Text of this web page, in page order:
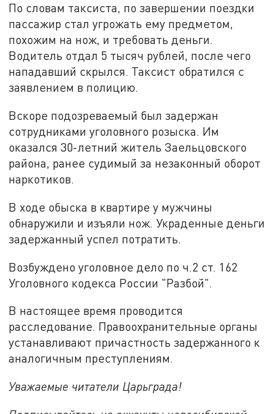
По словам таксиста, по завершении поездки
пассажир стал угрожать ему предметом,
похожим на нож, и требовать деньги.
Водитель отдал 5 тысяч рублей, после чего
нападавший скрылся. Таксист обратился с
заявлением в полицию.
Вскоре подозреваемый был задержан
сотрудниками уголовного розыска. Им
оказался 30-летний житель Заельцовского
района, ранее судимый за незаконный оборот
наркотиков.
В ходе обыска в квартире у мужчины
обнаружили и изъяли нож. Украденные деньги
задержанный успел потратить.
Возбуждено уголовное дело по ч.2 ст. 162
Уголовного кодекса России "Разбой".
В настоящее время проводится
расследование. Правоохранительные органы
устанавливают причастность задержанного к
аналогичным преступлениям.
Уважаемые читатели Царьграда!